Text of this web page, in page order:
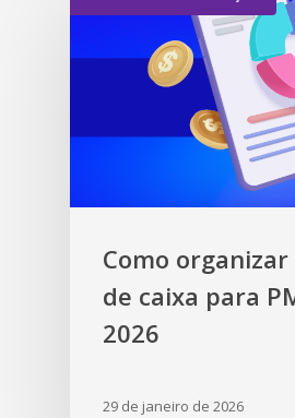
Como
de caixa para
2026
29 de janeiro de 2026